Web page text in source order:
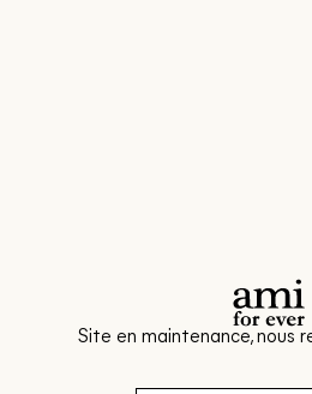
Site en maintenance, nous